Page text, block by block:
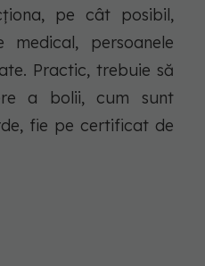
pe cât posibil,
persoanele
Practic, trebuie să
a bolii, cum sunt
fie pe certificat de